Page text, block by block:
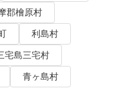
郡檜原村
利島村
宅島三宅村
青ヶ島村